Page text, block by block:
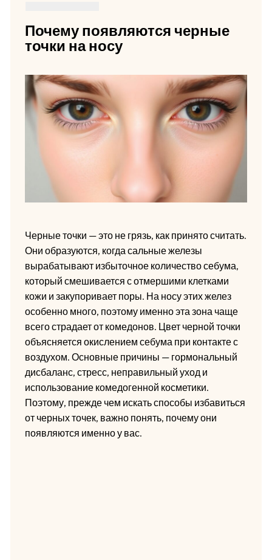
Почему появляются черные
точки на носу
Черные точки — это не грязь, как принято считать.
Они образуются, когда сальные железы
вырабатывают избыточное количество себума,
который смешивается с отмершими клетками
кожи и закупоривает поры. На носу этих желез
особенно много, поэтому именно эта зона чаще
всего страдает от комедонов. Цвет черной точки
объясняется окислением себума при контакте с
воздухом. Основные причины — гормональный
дисбаланс, стресс, неправильный уход и
использование комедогенной косметики.
Поэтому, прежде чем искать способы избавиться
от черных точек, важно понять, почему они
появляются именно у вас.